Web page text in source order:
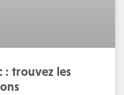
: trouvez les